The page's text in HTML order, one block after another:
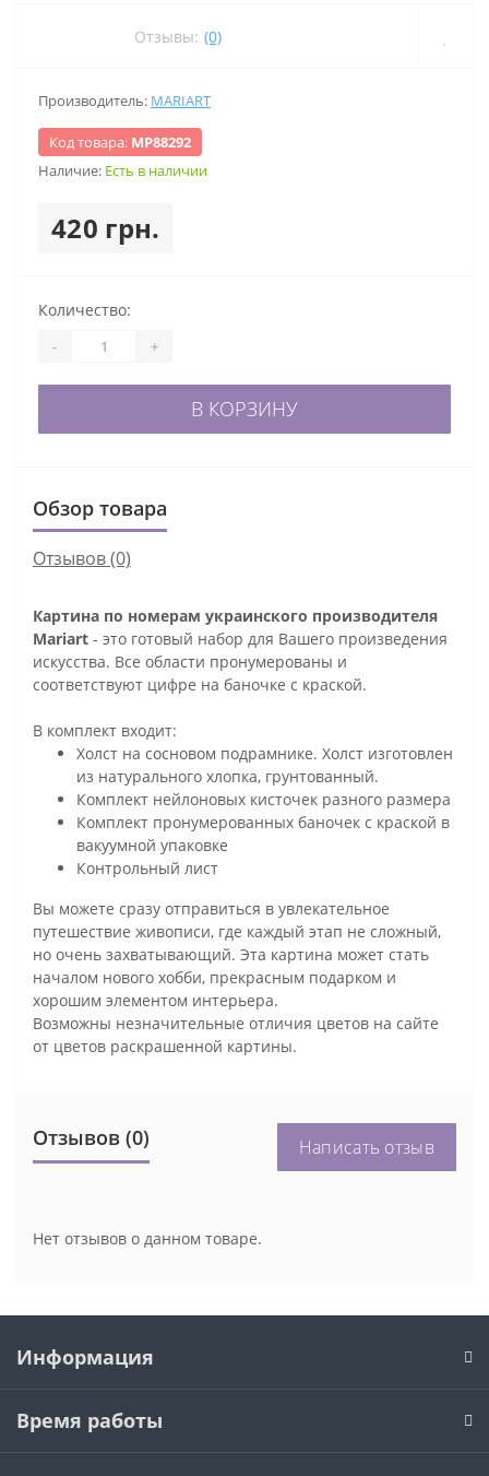
Отзывы: (0)
Производитель: MARIART
Код товара: МР88292
Наличие: Есть в наличии
420 грн.
Количество:
- +
В КОРЗИНУ
Обзор товара
Отзывов (0)
Картина по номерам украинского производителя
Mariart - это готовый набор для Вашего произведения
искусства. Все области пронумерованы и
соответствуют цифре на баночке с краской.
В комплект входит:
Холст на сосновом подрамнике. Холст изготовлен
из натурального хлопка, грунтованный.
Комплект нейлоновых кисточек разного размера
Комплект пронумерованных баночек с краской в
вакуумной упаковке
Контрольный лист
Вы можете сразу отправиться в увлекательное
путешествие живописи, где каждый этап не сложный,
но очень захватывающий. Эта картина может стать
началом нового хобби, прекрасным подарком и
хорошим элементом интерьера.
Возможны незначительные отличия цветов на сайте
от цветов раскрашенной картины.
Отзывов (0) Написать отзыв
Нет отзывов о данном товаре.
Информация
Время работы